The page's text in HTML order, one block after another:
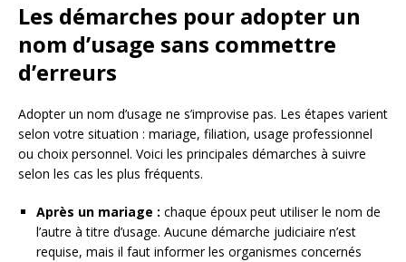
Les démarches pour adopter un
nom d’usage sans commettre
d’erreurs
Adopter un nom d’usage ne s’improvise pas. Les étapes varient
selon votre situation : mariage, filiation, usage professionnel
ou choix personnel. Voici les principales démarches à suivre
selon les cas les plus fréquents.
Après un mariage : chaque époux peut utiliser le nom de
l’autre à titre d’usage. Aucune démarche judiciaire n’est
requise, mais il faut informer les organismes concernés